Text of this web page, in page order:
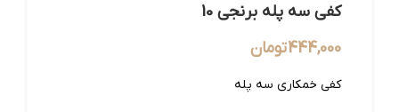
کفی سه پله برنجی 10
444,000تومان
کفی خمکاری سه پله